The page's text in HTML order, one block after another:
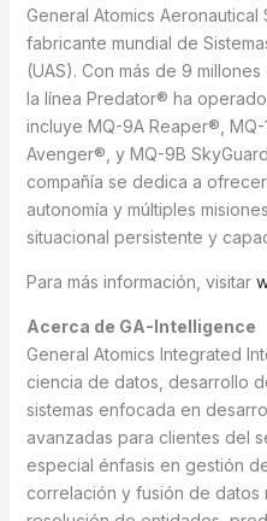
General Atomics Aeronautical
fabricante mundial de
(UAS). Con más de 9
la línea Predator® ha
incluye MQ-9A Reaper®,
Avenger®, y MQ-9B
compañía se dedica a
autonomía y múltiples
situacional persistente y
Para más información, visitar
Acerca de GA-Intelligence
General Atomics Integrated
ciencia de datos, desarrollo
sistemas enfocada en
avanzadas para clientes del
especial énfasis en gestión
correlación y fusión de datos